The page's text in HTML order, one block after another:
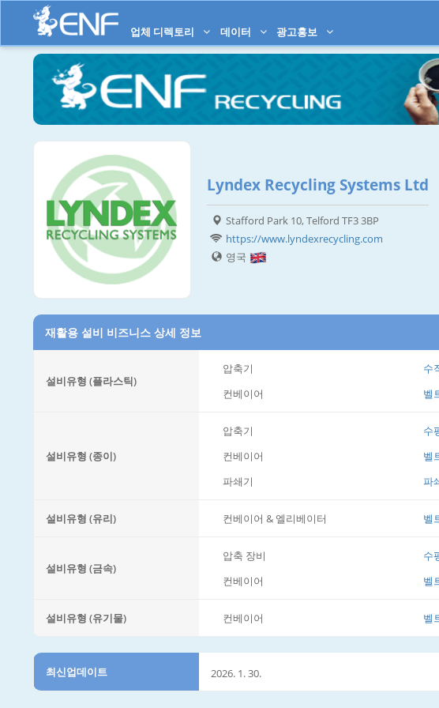
업체 디렉토리 데이터 광고홍보
Lyndex Recycling Systems Ltd
Stafford Park 10, Telford TF3 3BP
https://www.lyndexrecycling.com
영국
재활용 설비 비즈니스 상세 정보
설비유형 (플라스틱)
압축기
수
컨베이어
벨
설비유형 (종이)
압축기
수
컨베이어
벨
파쇄기
파
설비유형 (유리) 컨베이어 & 엘리베이터 벨
설비유형 (금속)
압축 장비
수
컨베이어
벨
설비유형 (유기물) 컨베이어 벨
최신업데이트 2026. 1. 30.